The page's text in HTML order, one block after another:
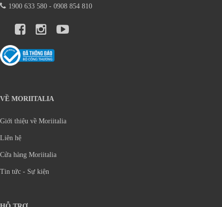
1900 633 580 - 0908 854 810
VỀ MORIITALIA
Giới thiệu về Moriitalia
Liên hệ
Cửa hàng Moriitalia
Tin tức - Sự kiện